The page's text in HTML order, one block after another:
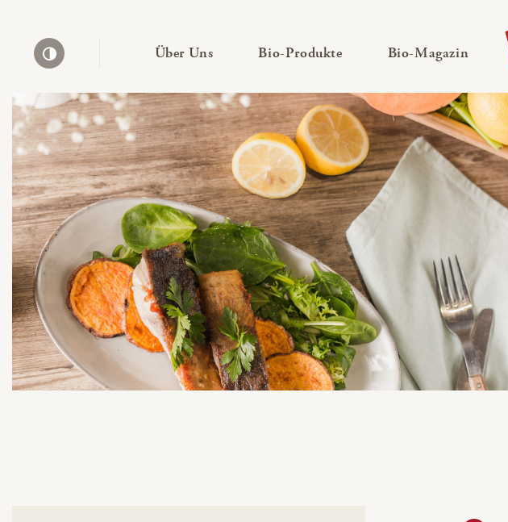
Über Uns— Untermenü ausklappen
Bio-Produkte— Untermenü ausklappen
Bio-Magazin —